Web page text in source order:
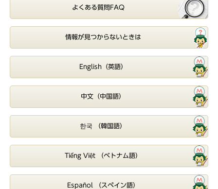
よくある質問FAQ
情報が見つからないときは
English（英語）
中文（中国語）
한국 （韓国語）
Tiếng Việt （ベトナム語）
Español （スペイン語）